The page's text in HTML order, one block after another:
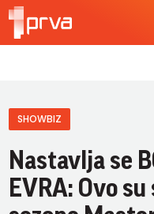
SHOWBIZ
Nastavlja se
EVRA: Ovo